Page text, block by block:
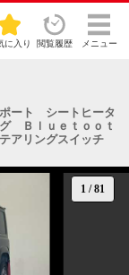
に入り 閲覧履歴 メニュー
ート シートヒータ
Ｂｌｕｅｔｏｏｔ
アリングスイッチ
1 /81